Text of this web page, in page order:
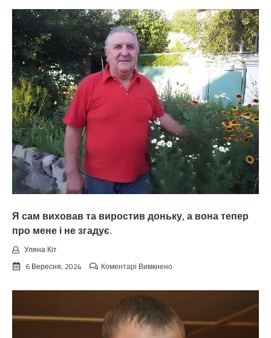
вирішили,
що
свою
доньку
будуть
берегти
і
навіть
просити
не
будуть
у
неї
про
допомогу,
а
всю
роботу
виконувати
я.
Я сам виховав та виростив доньку, а вона тепер
про мене і не згадує.
Уляна Кіт
6 Вересня, 2024
Коментарі Вимкненодо
сам
та
виростив
доньку,